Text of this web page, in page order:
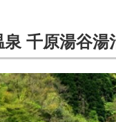
千原湯谷湯